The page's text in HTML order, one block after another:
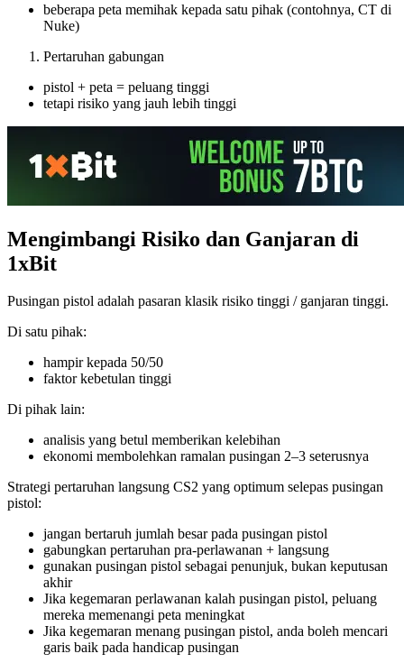
beberapa peta memihak kepada satu pihak (contohnya, CT di
Nuke)
Pertaruhan gabungan
pistol + peta = peluang tinggi
tetapi risiko yang jauh lebih tinggi
Mengimbangi Risiko dan Ganjaran di
1xBit
Pusingan pistol adalah pasaran klasik risiko tinggi / ganjaran tinggi.
Di satu pihak:
hampir kepada 50/50
faktor kebetulan tinggi
Di pihak lain:
analisis yang betul memberikan kelebihan
ekonomi membolehkan ramalan pusingan 2–3 seterusnya
Strategi pertaruhan langsung CS2 yang optimum selepas pusingan
pistol:
jangan bertaruh jumlah besar pada pusingan pistol
gabungkan pertaruhan pra-perlawanan + langsung
gunakan pusingan pistol sebagai penunjuk, bukan keputusan
akhir
Jika kegemaran perlawanan kalah pusingan pistol, peluang
mereka memenangi peta meningkat
Jika kegemaran menang pusingan pistol, anda boleh mencari
garis baik pada handicap pusingan